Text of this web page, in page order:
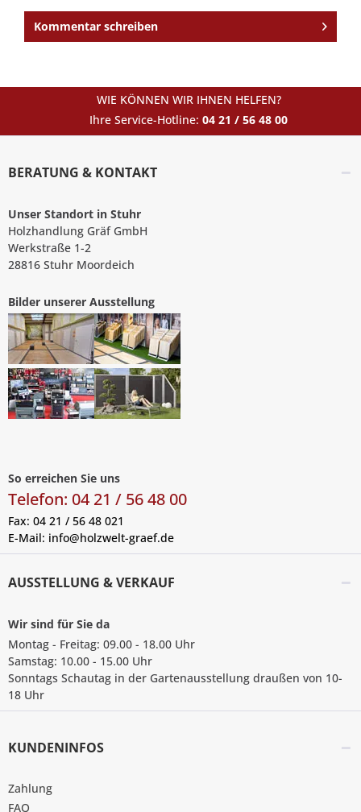
Kommentar schreiben
WIE KÖNNEN WIR IHNEN HELFEN?
Ihre Service-Hotline: 04 21 / 56 48 00
BERATUNG & KONTAKT
Unser Standort in Stuhr
Holzhandlung Gräf GmbH
Werkstraße 1-2
28816 Stuhr Moordeich
Bilder unserer Ausstellung
So erreichen Sie uns
Telefon: 04 21 / 56 48 00
Fax: 04 21 / 56 48 021
E-Mail: info@holzwelt-graef.de
AUSSTELLUNG & VERKAUF
Wir sind für Sie da
Montag - Freitag: 09.00 - 18.00 Uhr
Samstag: 10.00 - 15.00 Uhr
Sonntags Schautag in der Gartenausstellung draußen von 10-
18 Uhr
KUNDENINFOS
Zahlung
FAQ